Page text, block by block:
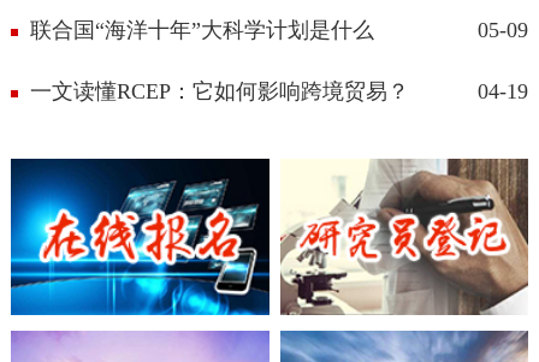
联合国“海洋十年”大科学计划是什么 05-09
一文读懂RCEP：它如何影响跨境贸易？ 04-19
在线报名 研究员登记